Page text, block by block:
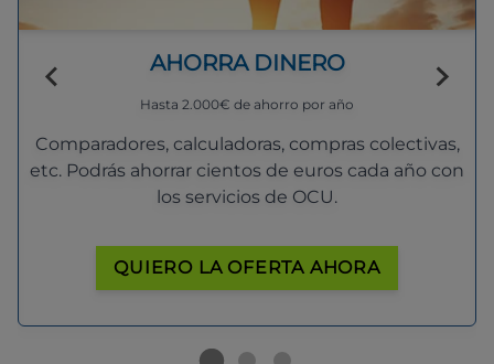
AHORRA DINERO
Hasta 2.000€ de ahorro por año
Comparadores, calculadoras, compras colectivas,
etc. Podrás ahorrar cientos de euros cada año con
los servicios de OCU.
QUIERO LA OFERTA AHORA